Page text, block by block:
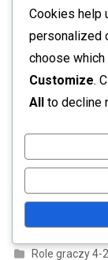
Posts
Older posts
LINKI
Informacje
Zawartość
Skontaktuj się
Role graczy 4-
Cookies help
personalized
choose
Customize.
All to decline